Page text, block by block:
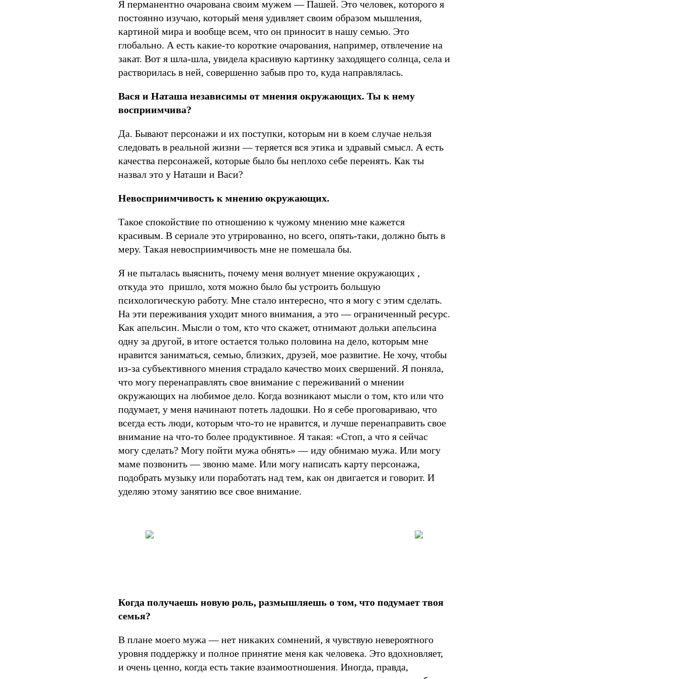
Я перманентно очарована своим мужем — Пашей. Это человек, которого я
постоянно изучаю, который меня удивляет своим образом мышления,
картиной мира и вообще всем, что он приносит в нашу семью. Это
глобально. А есть какие-то короткие очарования, например, отвлечение на
закат. Вот я шла-шла, увидела красивую картинку заходящего солнца, села и
растворилась в ней, совершенно забыв про то, куда направлялась.
Вася и Наташа независимы от мнения окружающих. Ты к нему
восприимчива?
Да. Бывают персонажи и их поступки, которым ни в коем случае нельзя
следовать в реальной жизни — теряется вся этика и здравый смысл. А есть
качества персонажей, которые было бы неплохо себе перенять. Как ты
назвал это у Наташи и Васи?
Невосприимчивость к мнению окружающих.
Такое спокойствие по отношению к чужому мнению мне кажется
красивым. В сериале это утрированно, но всего, опять-таки, должно быть в
меру. Такая невосприимчивость мне не помешала бы.
Я не пыталась выяснить, почему меня волнует мнение окружающих ,
откуда это пришло, хотя можно было бы устроить большую
психологическую работу. Мне стало интересно, что я могу с этим сделать.
На эти переживания уходит много внимания, а это — ограниченный ресурс.
Как апельсин. Мысли о том, кто что скажет, отнимают дольки апельсина
одну за другой, в итоге остается только половина на дело, которым мне
нравится заниматься, семью, близких, друзей, мое развитие. Не хочу, чтобы
из-за субъективного мнения страдало качество моих свершений. Я поняла,
что могу перенаправлять свое внимание с переживаний о мнении
окружающих на любимое дело. Когда возникают мысли о том, кто или что
подумает, у меня начинают потеть ладошки. Но я себе проговариваю, что
всегда есть люди, которым что-то не нравится, и лучше перенаправить свое
внимание на что-то более продуктивное. Я такая: «Стоп, а что я сейчас
могу сделать? Могу пойти мужа обнять» — иду обнимаю мужа. Или могу
маме позвонить — звоню маме. Или могу написать карту персонажа,
подобрать музыку или поработать над тем, как он двигается и говорит. И
уделяю этому занятию все свое внимание.
Когда получаешь новую роль, размышляешь о том, что подумает твоя
семья?
В плане моего мужа — нет никаких сомнений, я чувствую невероятного
уровня поддержку и полное принятие меня как человека. Это вдохновляет,
и очень ценно, когда есть такие взаимоотношения. Иногда, правда,